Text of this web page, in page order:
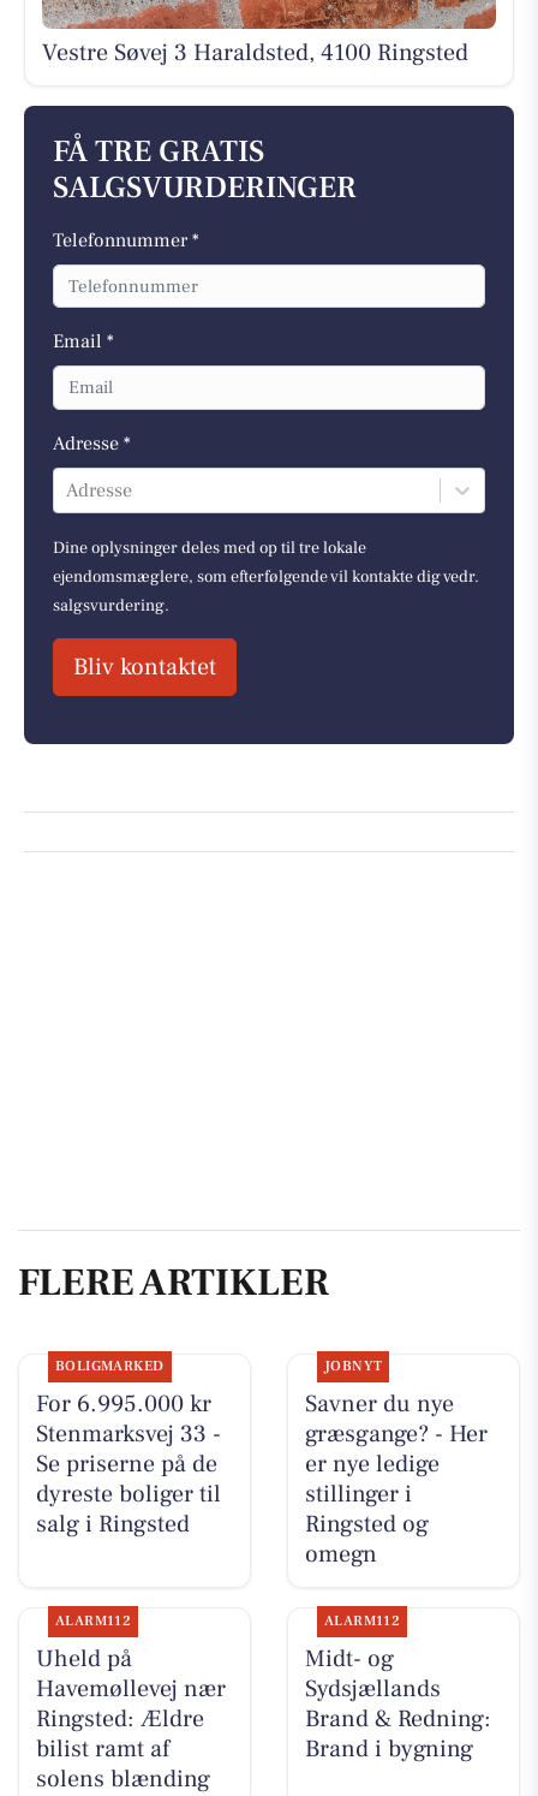
Vestre Søvej 3 Haraldsted, 4100 Ringsted
FÅ TRE GRATIS
SALGSVURDERINGER
Telefonnummer *
Email *
Adresse *
Adresse
Dine oplysninger deles med op til tre lokale
ejendomsmæglere, som efterfølgende vil kontakte dig vedr.
salgsvurdering.
Bliv kontaktet
FLERE ARTIKLER
BOLIGMARKED
For 6.995.000 kr
Stenmarksvej 33 -
Se priserne på de
dyreste boliger til
salg i Ringsted
JOBNYT
Savner du nye
græsgange? - Her
er nye ledige
stillinger i
Ringsted og
omegn
ALARM112
Uheld på
Havemøllevej nær
Ringsted: Ældre
bilist ramt af
solens blænding
ALARM112
Midt- og
Sydsjællands
Brand & Redning:
Brand i bygning